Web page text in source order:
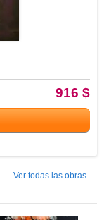
916 $
Ver todas las obras